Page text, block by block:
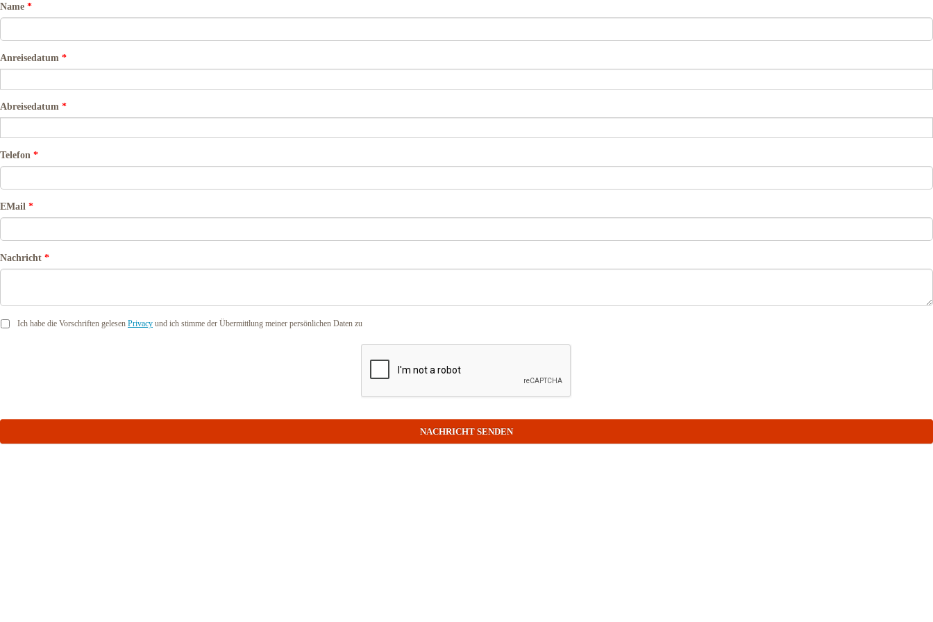
Name *
Anreisedatum *
Abreisedatum *
Telefon *
EMail *
Nachricht *
Ich habe die Vorschriften gelesen Privacy und ich stimme der Übermittlung meiner persönlichen Daten zu
NACHRICHT SENDEN